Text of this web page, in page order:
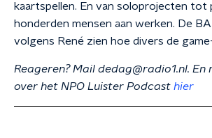
kaartspellen. En van soloprojecten tot
honderden mensen aan werken. De
volgens René zien hoe divers de
Reageren? Mail dedag@radio1.nl.
over het NPO Luister Podcast hier